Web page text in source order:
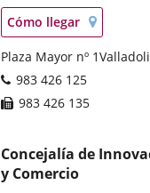
Localización
en
mapa
Cómo llegar Enlace
a
una
aplicación
Dirección
postal
Plaza Mayor nº 1
Teléfonos
983 426 125
Fax
983 426 135
Concejalía de
y Comercio